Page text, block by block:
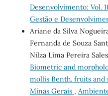
Desenvolvimento: Vol.
Gestão e
Ariane da Silva
Fernanda de Souza
Nilza Lima Pereira
Biometric and
mollis Benth. fruits and
Minas Gerais ,